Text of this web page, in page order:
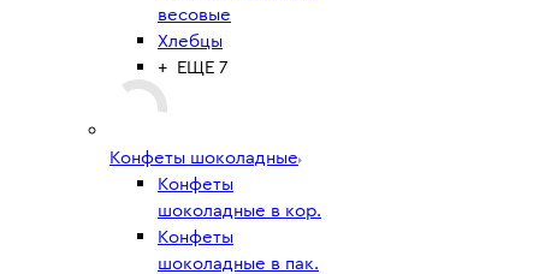
весовые
Хлебцы
+ ЕЩЕ 7
Конфеты шоколадные
Конфеты
шоколадные в кор.
Конфеты
шоколадные в пак.